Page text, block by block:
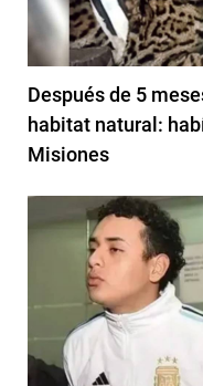
Después de 5
habitat natural:
Misiones